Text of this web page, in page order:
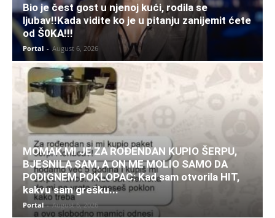
Bio je čest gost u njenoj kući, rodila se
ljubav!!Kada vidite ko je u pitanju zanijemit ćete
od Š0KA!!!
Portal - August 6, 2026
MOMAK MI JE ZA ROĐENDAN KUPIO ŠERPU,
BJESNILA SAM, A ON ME MOLIO SAMO DA
PODIGNEM POKLOPAC: Kad sam otvorila HIT,
kakvu sam grešku...
Portal - August 6, 2026